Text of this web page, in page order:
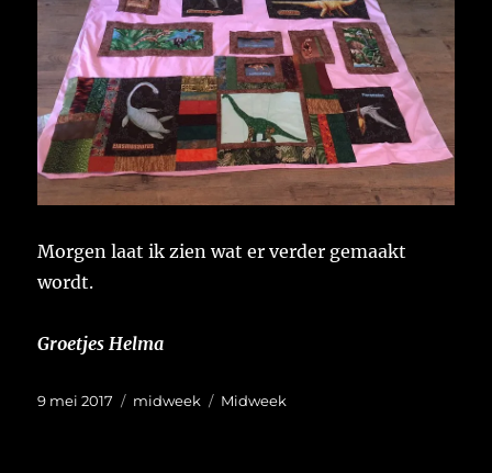
Morgen laat ik zien wat er verder gemaakt
wordt.
Groetjes Helma
Geplaatst
9 mei 2017 Categorieën
midweek Tags
Midweek